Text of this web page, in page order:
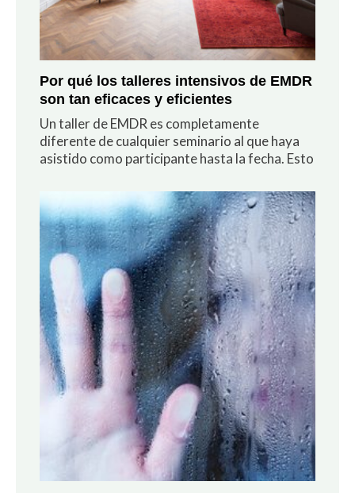
Por qué los talleres intensivos de EMDR
son tan eficaces y eficientes
Un taller de EMDR es completamente
diferente de cualquier seminario al que haya
asistido como participante hasta la fecha. Esto